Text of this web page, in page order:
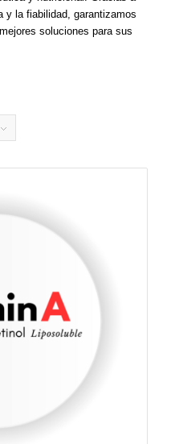
y la fiabilidad, garantizamos
soluciones para sus